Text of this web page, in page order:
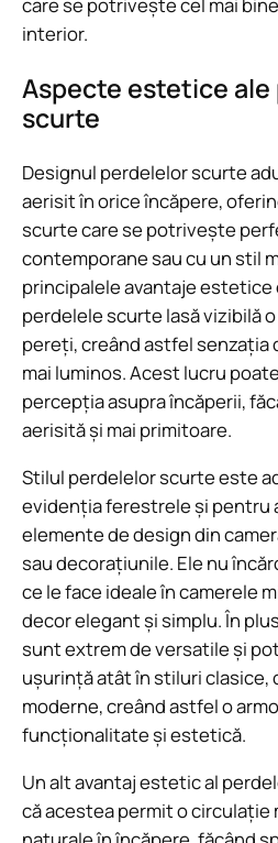
interior.
Aspecte estetice
scurte
Designul perdelelor scurte
aerisit în orice încăpere,
scurte care se potrivește
contemporane sau cu un stil
principalele avantaje
perdelele scurte lasă vizibilă
pereți, creând astfel senzația
mai luminos. Acest lucru
percepția asupra încăperii,
aerisită și mai primitoare.
Stilul perdelelor scurte este
evidenția ferestrele și pentru
elemente de design din
sau decorațiunile. Ele nu
ce le face ideale în camerele
decor elegant și simplu. În
sunt extrem de versatile și
ușurință atât în stiluri clasice,
moderne, creând astfel o
funcționalitate și estetică.
Un alt avantaj estetic al
că acestea permit o circulație